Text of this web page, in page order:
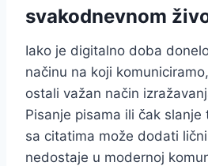
svakodnevnom
Iako je digitalno doba
načinu na koji
ostali važan način
Pisanje pisama ili čak
sa citatima može dodati
nedostaje u modernoj